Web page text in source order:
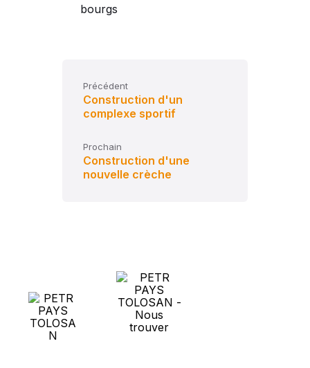
bourgs
Précédent
Construction d'un
complexe sportif
Prochain
Construction d'une
nouvelle crèche